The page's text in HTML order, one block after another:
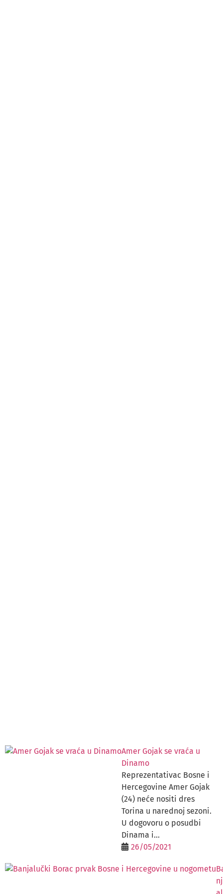
Amer Gojak se vraća u
Dinamo
Reprezentativac Bosne i
Hercegovine Amer Gojak
(24) neće nositi dres
Torina u narednoj sezoni.
U dogovoru o posudbi
Dinama i...
26/05/2021
nj